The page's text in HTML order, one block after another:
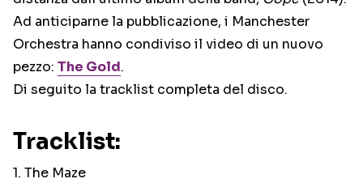
Ad anticiparne la pubblicazione, i Manchester
Orchestra hanno condiviso il video di un nuovo
pezzo: The Gold.
Di seguito la tracklist completa del disco.
Tracklist:
1. The Maze